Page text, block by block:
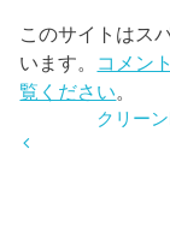
このサイトはス
います。 コメン
覧ください。
クリー